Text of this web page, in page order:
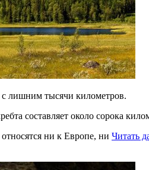
с лишним тысячи километров.
составляет около сорока
ни к Европе, ни Читать